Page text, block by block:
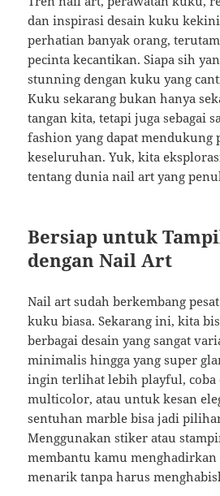
dan inspirasi desain kuku
perhatian banyak orang,
pecinta kecantikan. Siapa sih
stunning dengan kuku yang
Kuku sekarang bukan hanya
tangan kita, tetapi juga sebagai
fashion yang dapat mendukung
keseluruhan. Yuk, kita
tentang dunia nail art yang
Bersiap untuk
dengan Nail Art
Nail art sudah berkembang
kuku biasa. Sekarang ini, kita
berbagai desain yang sangat
minimalis hingga yang super
ingin terlihat lebih playful, coba
multicolor, atau untuk kesan
sentuhan marble bisa jadi
Menggunakan stiker atau
membantu kamu menghadirkan
menarik tanpa harus